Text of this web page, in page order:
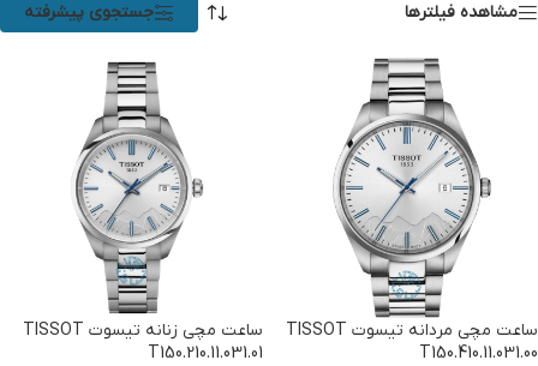
مشاهده فیلترها جستجوی پیشرفته
ساعت مچی مردانه تیسوت TISSOT
T150.410.11.031.00
ساعت مچی زنانه تیسوت TISSOT
T150.210.11.031.01